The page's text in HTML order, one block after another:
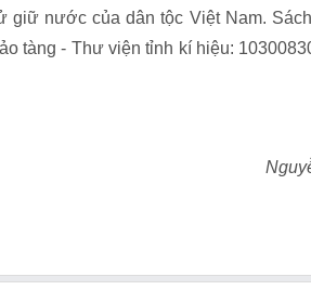
giữ nước của dân tộc Việt Nam.
tàng - Thư viện tỉnh kí hiệu: